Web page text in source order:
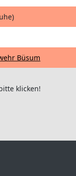
Büsum
klicken!